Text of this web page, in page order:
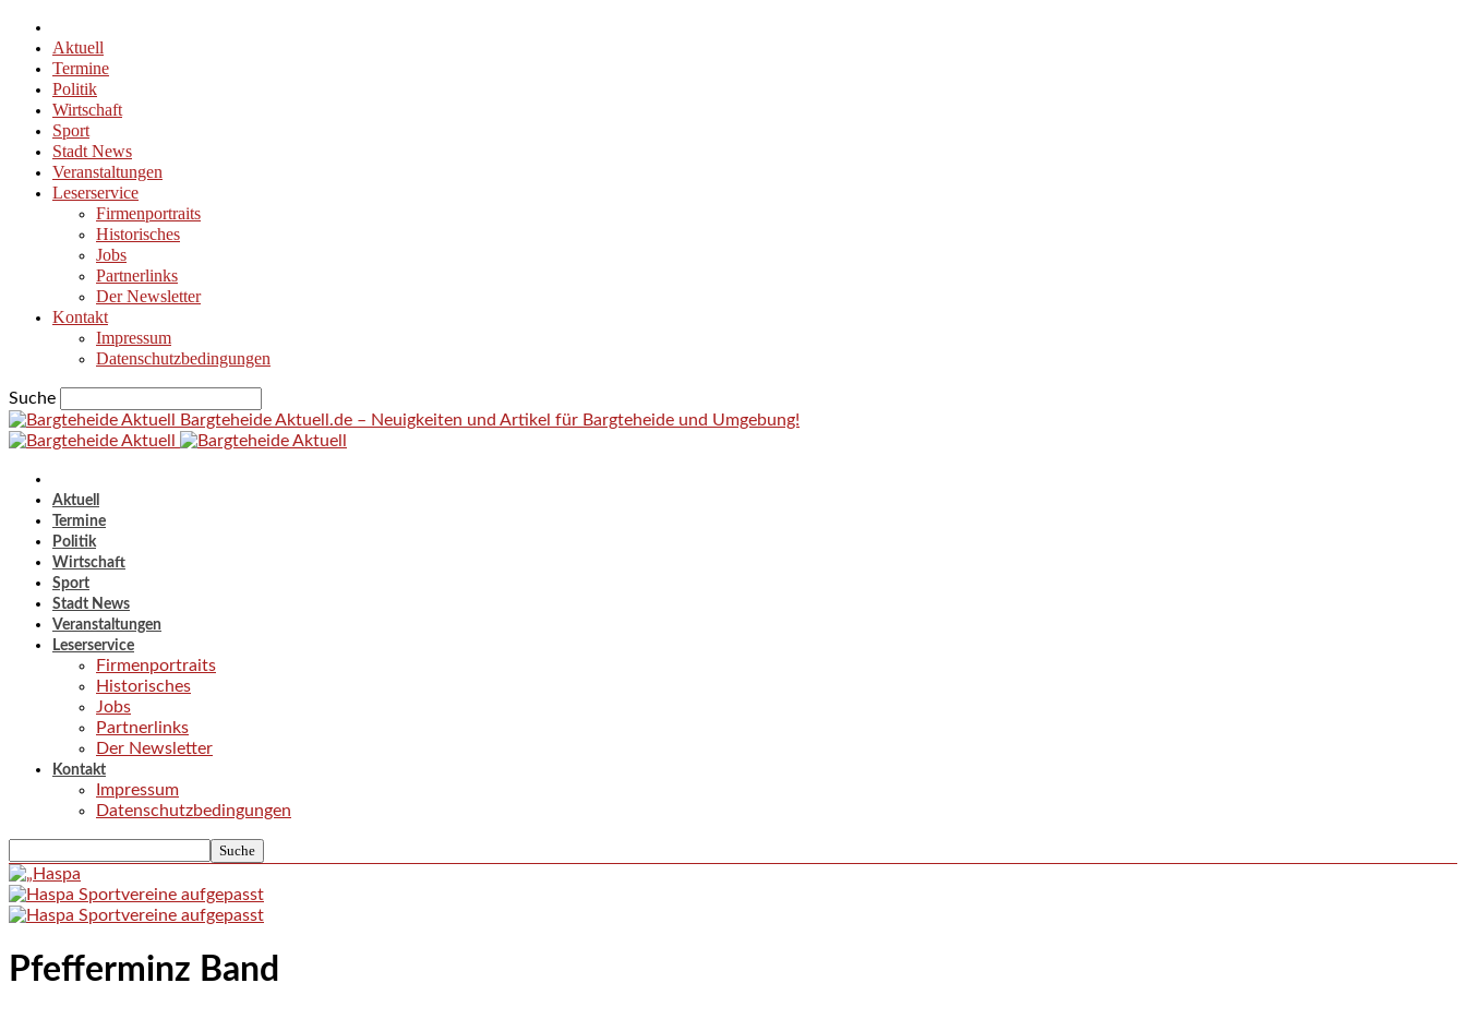
Aktuell
Termine
Politik
Wirtschaft
Sport
Stadt News
Veranstaltungen
Leserservice
Firmenportraits
Historisches
Jobs
Partnerlinks
Der Newsletter
Kontakt
Impressum
Datenschutzbedingungen
Suche
Bargteheide Aktuell.de – Neuigkeiten und Artikel für Bargteheide und Umgebung!
Aktuell
Termine
Politik
Wirtschaft
Sport
Stadt News
Veranstaltungen
Leserservice
Firmenportraits
Historisches
Jobs
Partnerlinks
Der Newsletter
Kontakt
Impressum
Datenschutzbedingungen
Pfefferminz Band